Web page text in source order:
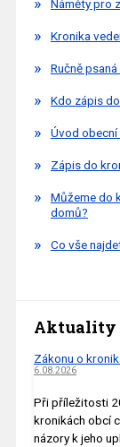
Náměty pro
Kronika
Ručně
Kdo zápis
Úvod
Zápis do
Můžeme do
domů?
Co vše
Aktuality
Zákonu o
6.08.2026
Při příležitosti
kronikách obcí
názory k jeho